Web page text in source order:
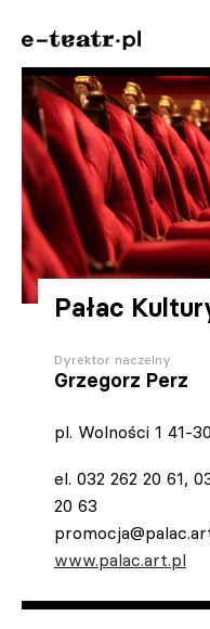
Pałac
Dyrektor naczelny
Grzegorz Perz
pl. Wolności 1 41-
el. 032 262 20 61,
20 63
www.palac.art.pl